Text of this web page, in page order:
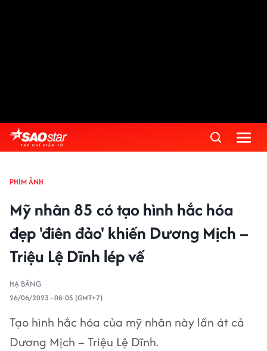
PHIM ẢNH
Mỹ nhân 85 có tạo hình hắc hóa
đẹp 'điên đảo' khiến Dương Mịch –
Triệu Lệ Dĩnh lép vế
HẠ BĂNG
26/06/2023 - 08:05 (GMT+7)
Tạo hình hắc hóa của mỹ nhân này lấn át cả
Dương Mịch – Triệu Lệ Dĩnh.